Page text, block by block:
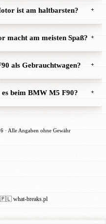
ist am haltbarsten? +
macht am meisten Spaß? +
als Gebrauchtwagen? +
beim BMW M5 F90? +
· Alle Angaben ohne Gewähr
🇵🇱 what-breaks.pl